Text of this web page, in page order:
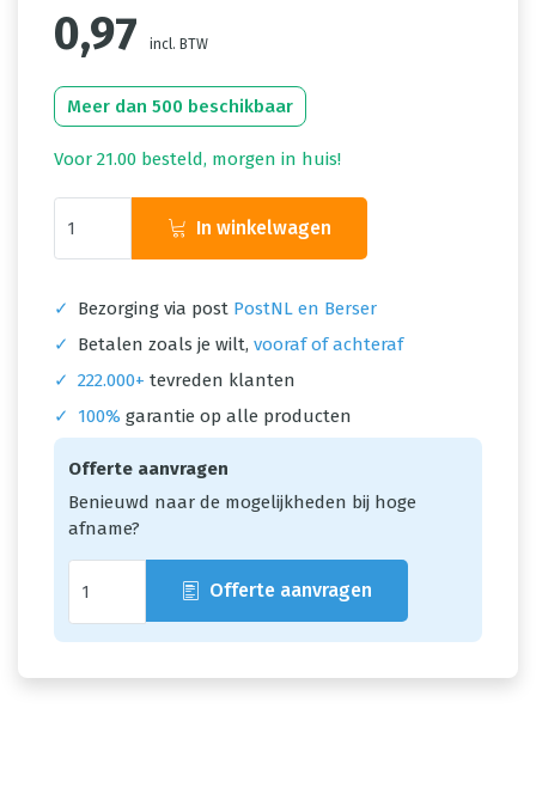
0,97 incl. BTW
Meer dan 500 beschikbaar
Voor 21.00 besteld, morgen in huis!
In winkelwagen
✓ Bezorging via post PostNL en Berser
✓
Betalen zoals je wilt, vooraf of achteraf
✓ 222.000+ tevreden klanten
✓
100% garantie op alle producten
Offerte aanvragen
Benieuwd naar de mogelijkheden bij hoge
afname?
Offerte aanvragen